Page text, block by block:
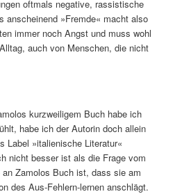
oftmals negative, rassistische
anscheinend »Fremde« macht also
immer noch Angst und muss wohl
auch von Menschen, die nicht
kurzweiligem Buch habe ich
habe ich der Autorin doch allein
Label »italienische Literatur«
nicht besser ist als die Frage vom
Zamolos Buch ist, dass sie am
des Aus-Fehlern-lernen anschlägt.